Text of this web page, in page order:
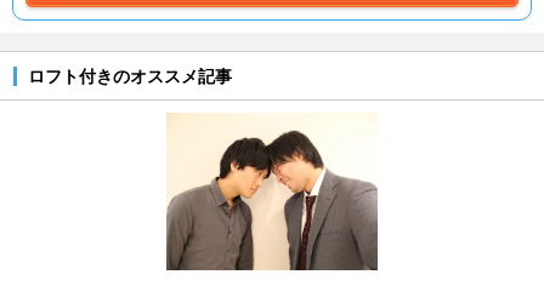
ロフト付きのオススメ記事